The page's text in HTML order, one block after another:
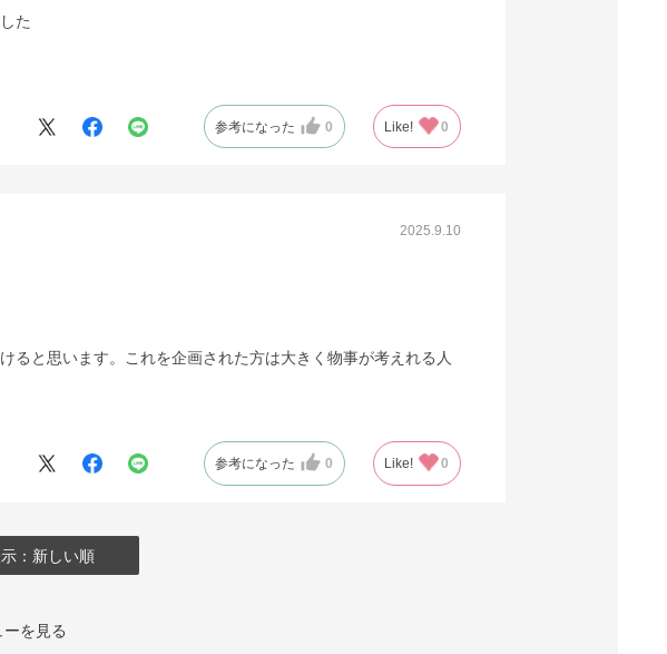
た
参考になった 0 Like! 0
2025.9.10
ると思います。これを企画された方は大きく物事が考えれる人
参考になった 0 Like! 0
：新しい順
を見る